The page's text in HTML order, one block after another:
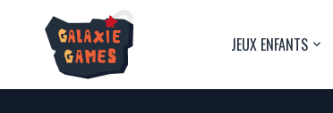
JEUX ENFANTS